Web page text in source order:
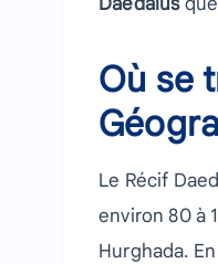
Où se
Le Récif
environ 80 à
Hurghada.